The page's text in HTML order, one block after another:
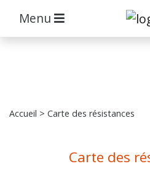
Menu
Accueil > Carte des résistances
Carte des